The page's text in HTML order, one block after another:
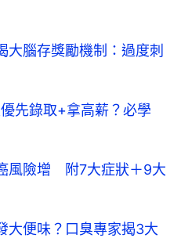
大腦存獎勵機制：過度刺
先錄取+拿高薪？必學
風險增 附7大症狀＋9大
大便味？口臭專家揭3大